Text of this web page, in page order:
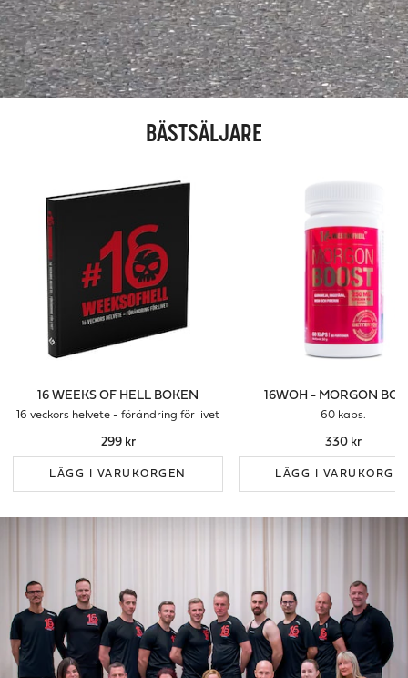
BÄSTSÄLJARE
16 WEEKS OF HELL BOKEN
16 veckors helvete - förändring för livet
299 kr
LÄGG I VARUKORGEN
16WOH - MORGON
60 kaps.
330 kr
LÄGG I